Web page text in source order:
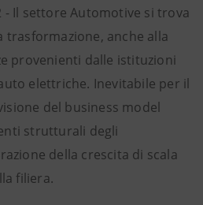
- Il settore Automotive si trova
trasformazione, anche alla
provenienti dalle istituzioni
elettriche. Inevitabile per il
del business model
strutturali degli
della crescita di scala
filiera.